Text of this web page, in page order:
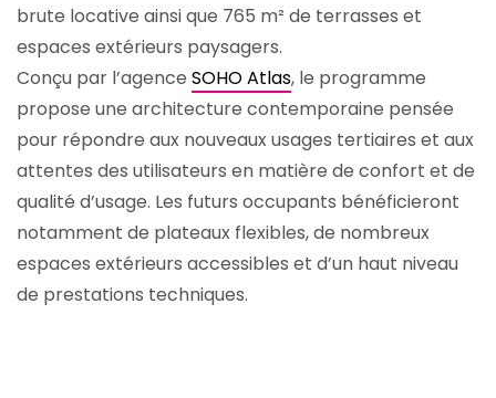
brute locative ainsi que 765 m² de terrasses et
espaces extérieurs paysagers.
Conçu par l’agence SOHO Atlas, le programme
propose une architecture contemporaine pensée
pour répondre aux nouveaux usages tertiaires et aux
attentes des utilisateurs en matière de confort et de
qualité d’usage. Les futurs occupants bénéficieront
notamment de plateaux flexibles, de nombreux
espaces extérieurs accessibles et d’un haut niveau
de prestations techniques.